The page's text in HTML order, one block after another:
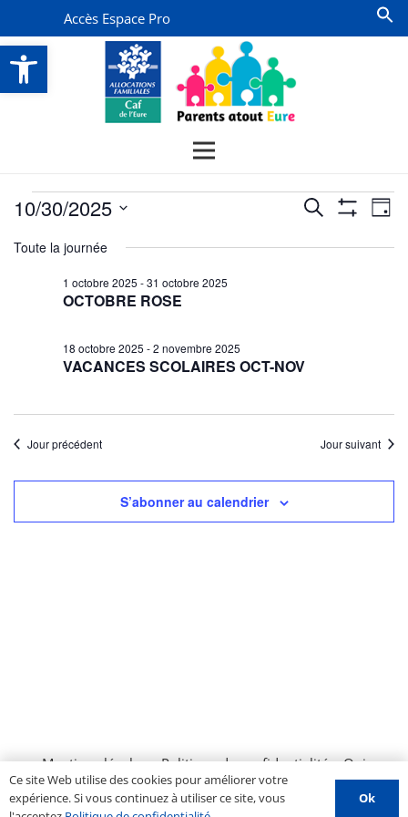
Ouvrir la barre d’outils
Accès Espace Pro
Évènements
for
octobre
Recherche
Recherche
Filtres
Jour
10/30/2025
une
Toute la journée
OCTOBRE ROSE
1 octobre 2025 -31 octobre 2025
VACANCES SCOLAIRES OCT-NOV
18 octobre 2025 -2 novembre 2025
Jour précédent Jour suivant
S’abonner au calendrier
Mentions légales–Politique de confidentialité–Qui
sommes nous ?–Contactez-nous –Espace PROS
Soumettre un évènement
Ce site Web utilise des cookies pour améliorer votre
expérience. Si vous continuez à utiliser ce site, vous
Ok